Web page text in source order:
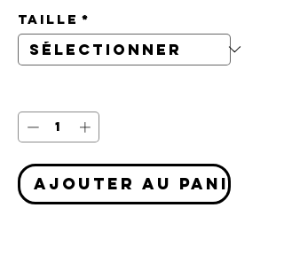
Taille *
Ajouter au panier